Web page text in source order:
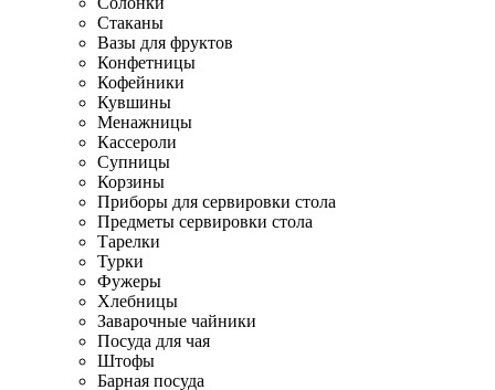
Стаканы
Вазы для фруктов
Конфетницы
Кофейники
Кувшины
Менажницы
Кассероли
Супницы
Корзины
Приборы для сервировки стола
Предметы сервировки стола
Тарелки
Турки
Фужеры
Хлебницы
Заварочные чайники
Посуда для чая
Штофы
Барная посуда